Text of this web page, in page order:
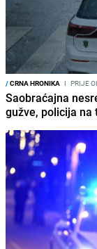
/CRNA HRONIKA I PRIJE
Saobraćajna
gužve, policija na